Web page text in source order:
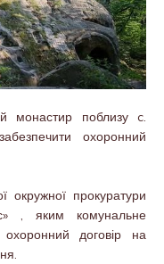
монастир поблизу c.
охоронний
окружної прокуратури
, яким комунальне
охоронний договір на